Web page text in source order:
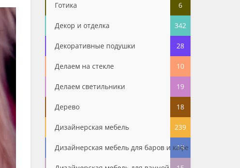
Готика 6
Декор и отделка 342
Декоративные подушки 28
Делаем на стекле 10
Делаем светильники 19
Дерево 18
Дизайнерская мебель 239
Дизайнерская мебель для баров и кафе
13